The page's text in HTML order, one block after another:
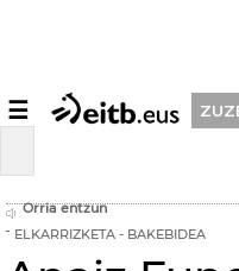
☰
Orria entzun
ELKARRIZKETA - BAKEBIDEA